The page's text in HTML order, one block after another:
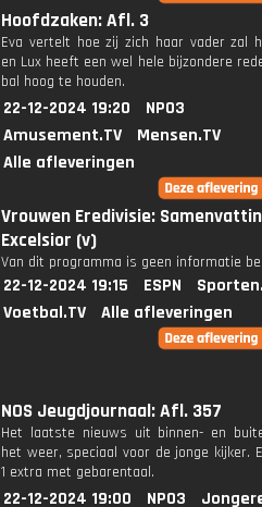
Hoofdzaken: Afl. 3
Eva vertelt hoe zij zich haar vader zal
en Lux heeft een wel hele bijzondere
bal hoog te houden.
22-12-2024 19:20
NPO3
Amusement.TV
Mensen.TV
Alle afleveringen
Vrouwen Eredivisie:
Excelsior (v)
Van dit programma is geen informatie
22-12-2024 19:15 ESPN
Voetbal.TV
Alle afleveringen
NOS Jeugdjournaal: Afl. 357
Het laatste nieuws uit binnen- en
het weer, speciaal voor de jonge kijker.
1 extra met gebarentaal.
22-12-2024 19:00 NPO3